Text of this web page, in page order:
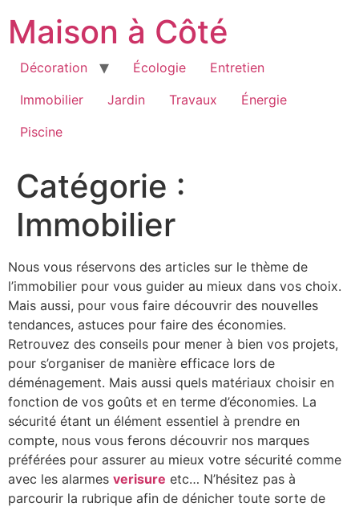
contenu
Maison à Côté
Décoration Écologie
Entretien
Immobilier
Jardin Travaux
Énergie
Piscine
Catégorie :
Immobilier
Nous vous réservons des articles sur le thème de
l’immobilier pour vous guider au mieux dans vos choix.
Mais aussi, pour vous faire découvrir des nouvelles
tendances, astuces pour faire des économies.
Retrouvez des conseils pour mener à bien vos projets,
pour s’organiser de manière efficace lors de
déménagement. Mais aussi quels matériaux choisir en
fonction de vos goûts et en terme d’économies. La
sécurité étant un élément essentiel à prendre en
compte, nous vous ferons découvrir nos marques
préférées pour assurer au mieux votre sécurité comme
avec les alarmes verisure etc… N’hésitez pas à
parcourir la rubrique afin de dénicher toute sorte de